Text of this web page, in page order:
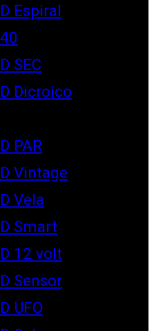
Espiral
SEC
Dicroico
PAR
Vintage
Vela
Smart
12 volt
Sensor
UFO